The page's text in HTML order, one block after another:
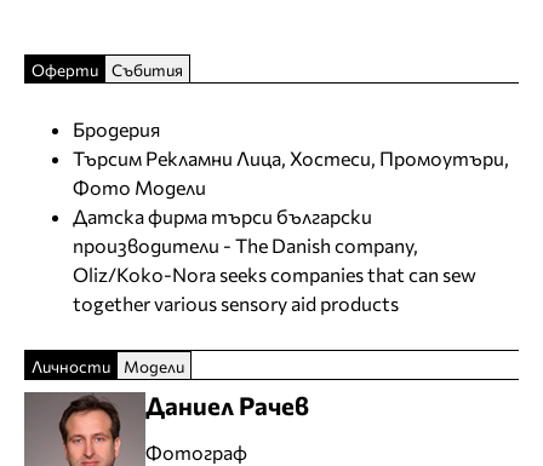
Оферти Събития
Бродерия
Търсим Рекламни Лица, Хостеси, Промоутъри,
Фото Модели
Датска фирма търси български
производители - The Danish company,
Oliz/Koko-Nora seeks companies that can sew
together various sensory aid products
Личности Модели
Даниел Рачев
Фотограф